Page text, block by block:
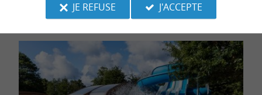
JE REFUSE
J'ACCEPTE